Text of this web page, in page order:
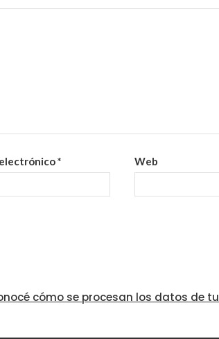
* Web
cómo se procesan los datos de tu